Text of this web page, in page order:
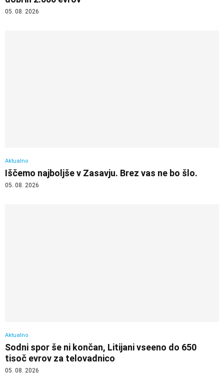
05. 08. 2026
Aktualno
Iščemo najboljše v Zasavju. Brez vas ne bo šlo.
05. 08. 2026
Aktualno
Sodni spor še ni končan, Litijani vseeno do 650
tisoč evrov za telovadnico
05. 08. 2026